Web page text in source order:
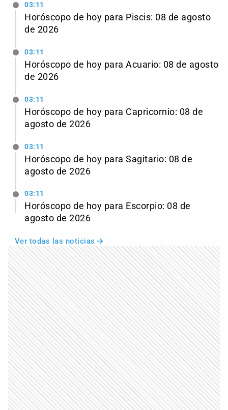
03:11
Horóscopo de hoy para Piscis: 08 de agosto
de 2026
03:11
Horóscopo de hoy para Acuario: 08 de agosto
de 2026
03:11
Horóscopo de hoy para Capricornio: 08 de
agosto de 2026
03:11
Horóscopo de hoy para Sagitario: 08 de
agosto de 2026
03:11
Horóscopo de hoy para Escorpio: 08 de
agosto de 2026
Ver todas las noticias